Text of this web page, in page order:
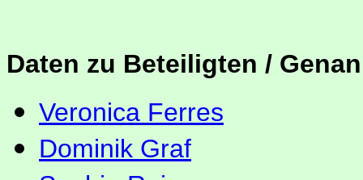
Daten zu Beteiligten /
Veronica Ferres
Dominik Graf